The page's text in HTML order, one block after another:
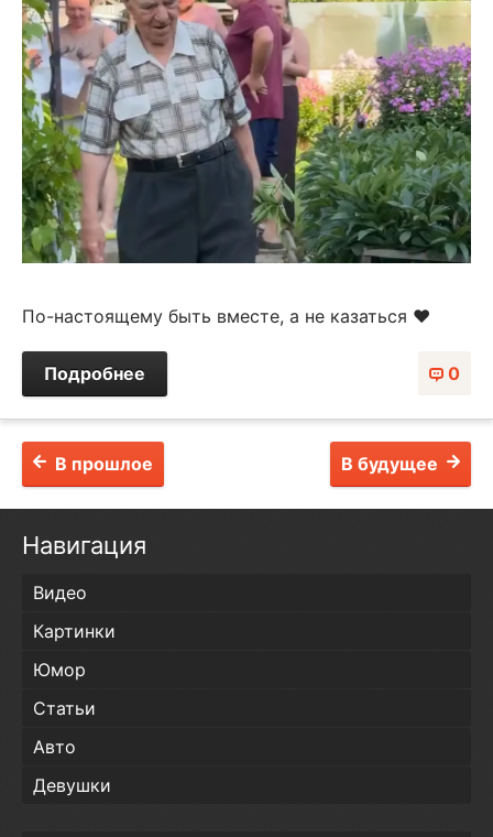
По-настоящему быть вместе, а не казаться ❤️
0
Подробнее
В будущее
В прошлое
Навигация
Видео
Картинки
Юмор
Статьи
Авто
Девушки